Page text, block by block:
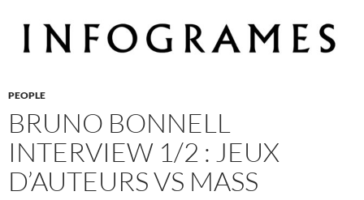
PEOPLE
BRUNO BONNELL
INTERVIEW 1/2 : JEUX
D’AUTEURS VS MASS